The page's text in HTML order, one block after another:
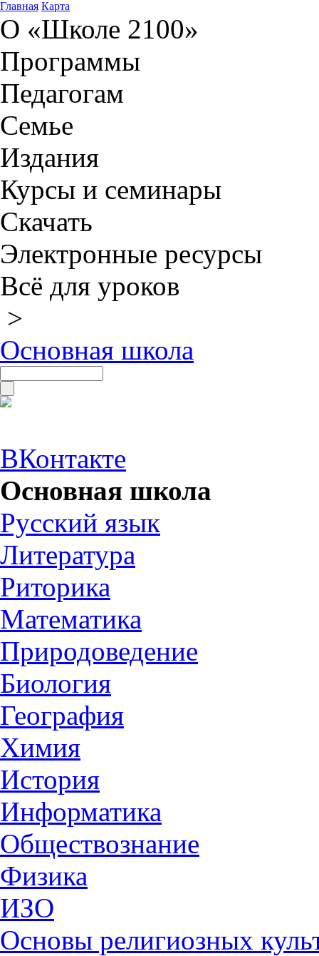
Главная Карта
О «Школе 2100»
Программы
Педагогам
Семье
Издания
Курсы и семинары
Скачать
Электронные ресурсы
Всё для уроков
>
Основная школа
ВКонтакте
Основная школа
Русский язык
Литература
Риторика
Математика
Природоведение
Биология
География
Химия
История
Информатика
Обществознание
Физика
ИЗО
Основы религиозных